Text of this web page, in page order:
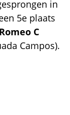
in
5e plaats
Romeo C
Campos).